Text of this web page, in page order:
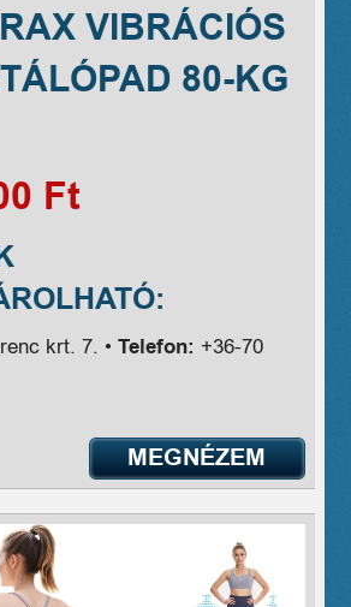
VIBRÁCIÓS
80-KG
Ft
krt. 7. •Telefon: +36-70
MEGNÉZEM